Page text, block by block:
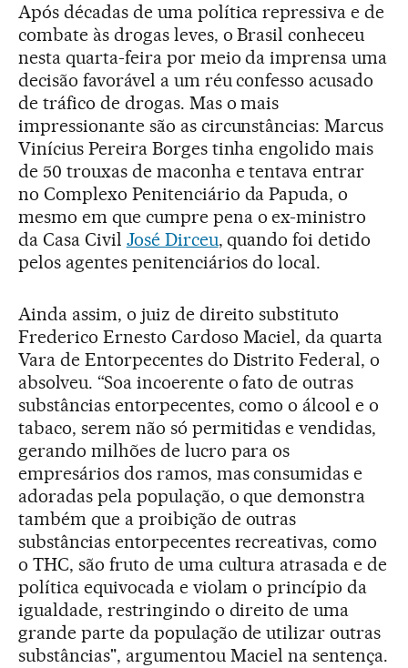
Após décadas de uma política repressiva e de
combate às drogas leves, o Brasil conheceu
nesta quarta-feira por meio da imprensa uma
decisão favorável a um réu confesso acusado
de tráfico de drogas. Mas o mais
impressionante são as circunstâncias: Marcus
Vinícius Pereira Borges tinha engolido mais
de 50 trouxas de maconha e tentava entrar
no Complexo Penitenciário da Papuda, o
mesmo em que cumpre pena o ex-ministro
da Casa Civil José Dirceu, quando foi detido
pelos agentes penitenciários do local.
Ainda assim, o juiz de direito substituto
Frederico Ernesto Cardoso Maciel, da quarta
Vara de Entorpecentes do Distrito Federal, o
absolveu. “Soa incoerente o fato de outras
substâncias entorpecentes, como o álcool e o
tabaco, serem não só permitidas e vendidas,
gerando milhões de lucro para os
empresários dos ramos, mas consumidas e
adoradas pela população, o que demonstra
também que a proibição de outras
substâncias entorpecentes recreativas, como
o THC, são fruto de uma cultura atrasada e de
política equivocada e violam o princípio da
igualdade, restringindo o direito de uma
grande parte da população de utilizar outras
substâncias", argumentou Maciel na sentença.